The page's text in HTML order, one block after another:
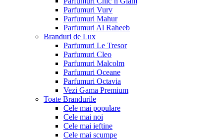
Parfumuri Vurv
Parfumuri Mahur
Parfumuri Al Raheeb
Branduri de Lux
Parfumuri Le Tresor
Parfumuri Cleo
Parfumuri Malcolm
Parfumuri Oceane
Parfumuri Octavia
Vezi Gama Premium
Toate Brandurile
Cele mai populare
Cele mai noi
Cele mai ieftine
Cele mai scumpe